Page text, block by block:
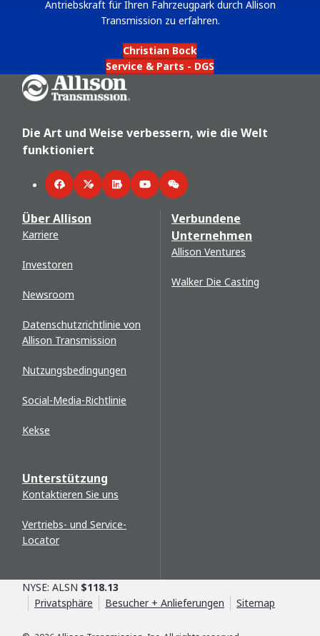
Antriebskraft für Ihren Fahrzeugpark durch Allison
Transmission zu erfahren.
Christian Bock
Service & Parts - DGS
Go Home
Die Art und Weise verbessern, wie die Welt
funktioniert
FacebookTwitterLinkedInYouTubeWeChat
Über Allison
Karriere
Investoren
Newsroom
Datenschutzrichtlinie von
Allison Transmission
Nutzungsbedingungen
Social-Media-Richtlinie
Kekse
Unterstützung
Kontaktieren Sie uns
Vertriebs- und Service-
Locator
Verbundene
Unternehmen
Allison Ventures
Walker Die Casting
NYSE: ALSN $118.13
Privatsphäre
Besucher + Anlieferungen Sitemap